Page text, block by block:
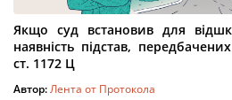
Якщо суд встановив для
наявність підстав,
ст. 1172 Ц
Автор:Лента от Протокола